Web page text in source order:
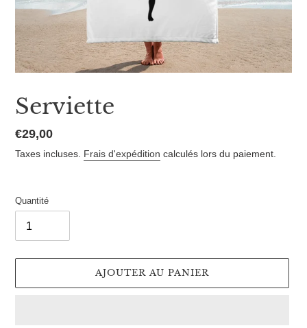
Serviette
Prix
normal
€29,00
Taxes incluses. Frais d'expédition calculés lors du paiement.
Quantité
AJOUTER AU PANIER